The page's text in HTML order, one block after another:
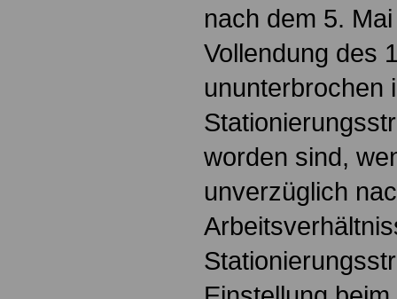
nach dem 5.
Vollendung des
ununterbrochen
worden sind,
unverzüglich